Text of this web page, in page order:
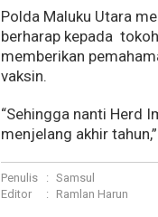
Polda Maluku Utara
berharap kepada
memberikan
vaksin.
“Sehingga nanti Herd
menjelang akhir
Penulis :
Samsul
Editor
: Ramlan Harun